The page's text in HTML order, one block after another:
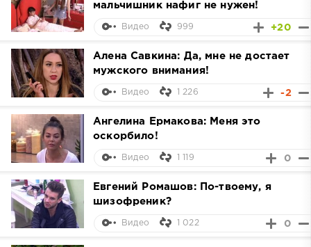
мальчишник нафиг не нужен!
+20
Видео 999
Алена Савкина: Да, мне не достает
мужского внимания!
-2
Видео 1 226
Ангелина Ермакова: Меня это
оскорбило!
0
Видео 1 119
Евгений Ромашов: По-твоему, я
шизофреник?
0
Видео 1 022